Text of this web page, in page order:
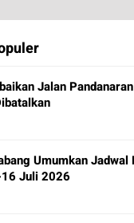
Jalan
Umumkan
Juli 2026